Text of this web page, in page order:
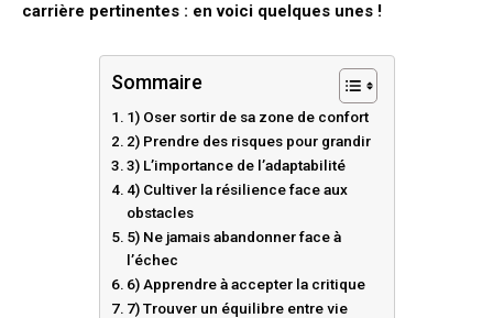
carrière pertinentes : en voici quelques unes !
Sommaire
1) Oser sortir de sa zone de confort
2) Prendre des risques pour grandir
3) L’importance de l’adaptabilité
4) Cultiver la résilience face aux
obstacles
5) Ne jamais abandonner face à
l’échec
6) Apprendre à accepter la critique
7) Trouver un équilibre entre vie